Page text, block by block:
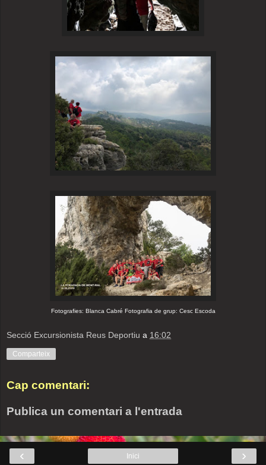
Fotografies: Blanca Cabré Fotografia de grup: Cesc Escoda
Secció Excursionista Reus Deportiu a 16:02
Comparteix
Cap comentari:
Publica un comentari a l'entrada
‹ ›
Inici